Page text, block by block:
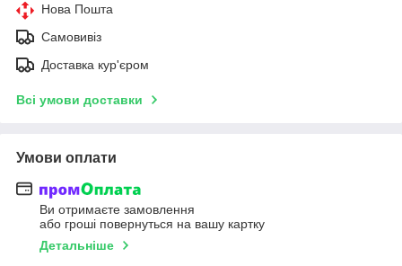
Нова Пошта
Самовивіз
Доставка кур'єром
Всі умови доставки
Умови оплати
Ви отримаєте замовлення
або гроші повернуться на вашу картку
Детальніше